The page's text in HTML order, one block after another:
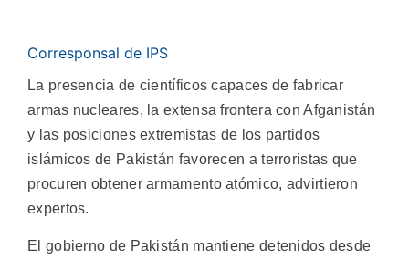
Corresponsal de IPS
La presencia de científicos capaces de fabricar
armas nucleares, la extensa frontera con Afganistán
y las posiciones extremistas de los partidos
islámicos de Pakistán favorecen a terroristas que
procuren obtener armamento atómico, advirtieron
expertos.
El gobierno de Pakistán mantiene detenidos desde